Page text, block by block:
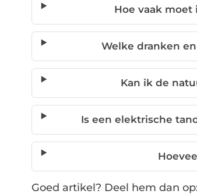
Hoe vaak
Welke dranken
Kan ik de
Is een elektrische
Goed artikel? Deel hem dan